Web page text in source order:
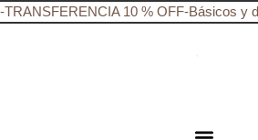
Ir
-TRANSFERENCIA 10 % OFF-Básicos y